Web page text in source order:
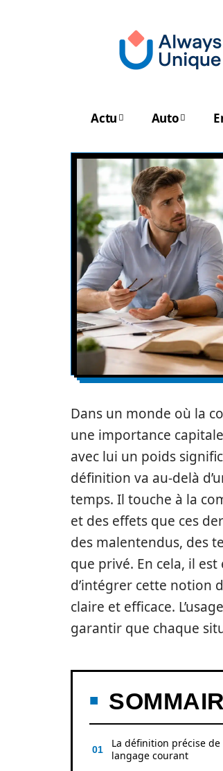
Actu Auto
Dans un monde où la
une importance
avec lui un poids
définition va au-delà
temps. Il touche à la
et des effets que ces
des malentendus, des
que privé. En cela, il
d’intégrer cette notion
claire et efficace.
garantir que chaque
La définition précise
langage courant